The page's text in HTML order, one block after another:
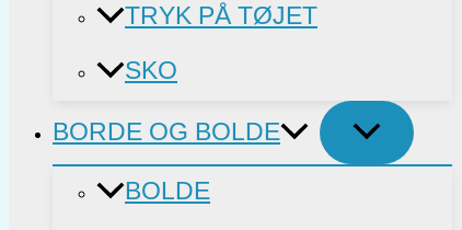
TRYK PÅ TØJET
SKO
BORDE OG BOLDE
BOLDE